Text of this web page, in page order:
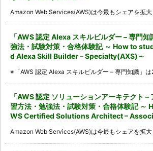
Amazon Web Services(AWS)は今最もシェアを拡大
「AWS 認定 Alexa スキルビルダー – 専門
強法・試験対策・合格体験記 ～ How to
d Alexa Skill Builder – Specialty(AXS)～
※「AWS 認定 Alexa スキルビルダー – 専門知識」
「AWS 認定 ソリューションアーキテクト
習方法・勉強法・試験対策・合格体験記
WS Certified Solutions Architect –
Amazon Web Services(AWS)は今最もシェアを拡大